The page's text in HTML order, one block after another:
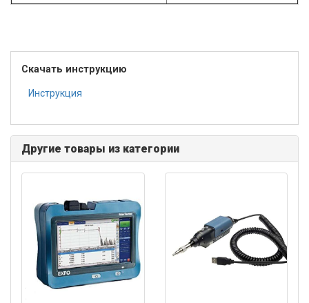
Скачать инструкцию
Инструкция
Другие товары из категории